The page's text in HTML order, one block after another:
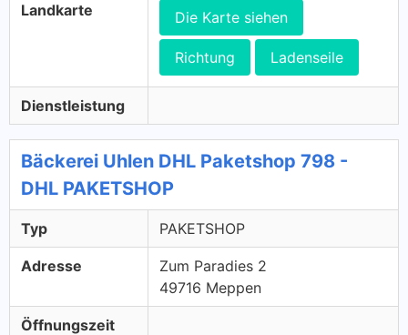
Landkarte Die Karte siehen
Richtung Ladenseile
Dienstleistung
Bäckerei Uhlen DHL Paketshop 798 -
DHL PAKETSHOP
Typ PAKETSHOP
Adresse
Zum Paradies 2
49716 Meppen
Öffnungszeit